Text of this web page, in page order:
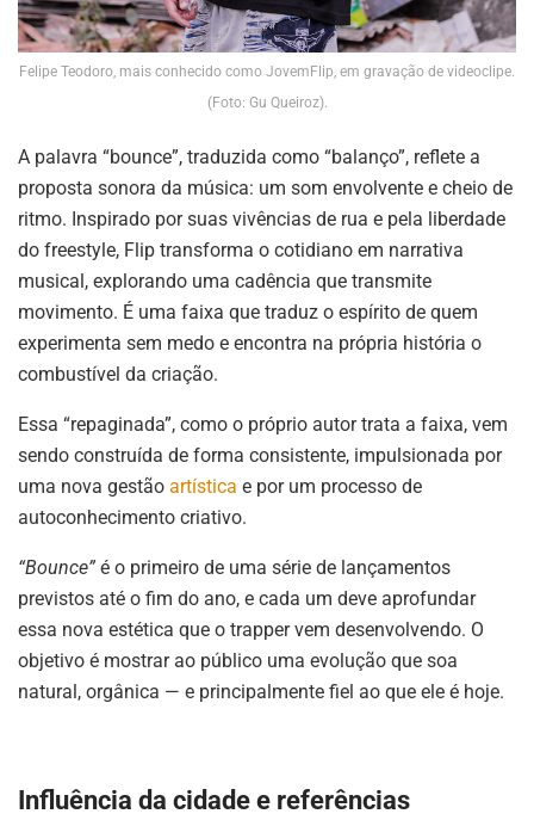
Felipe Teodoro, mais conhecido como JovemFlip, em gravação de videoclipe.
(Foto: Gu Queiroz).
A palavra “bounce”, traduzida como “balanço”, reflete a
proposta sonora da música: um som envolvente e cheio de
ritmo. Inspirado por suas vivências de rua e pela liberdade
do freestyle, Flip transforma o cotidiano em narrativa
musical, explorando uma cadência que transmite
movimento. É uma faixa que traduz o espírito de quem
experimenta sem medo e encontra na própria história o
combustível da criação.
Essa “repaginada”, como o próprio autor trata a faixa, vem
sendo construída de forma consistente, impulsionada por
uma nova gestão artística e por um processo de
autoconhecimento criativo.
“Bounce” é o primeiro de uma série de lançamentos
previstos até o fim do ano, e cada um deve aprofundar
essa nova estética que o trapper vem desenvolvendo. O
objetivo é mostrar ao público uma evolução que soa
natural, orgânica — e principalmente fiel ao que ele é hoje.
Influência da cidade e referências